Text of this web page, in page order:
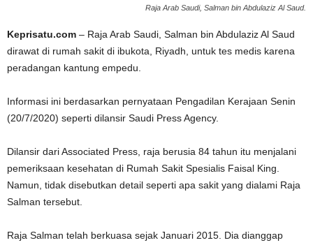
Raja Arab Saudi, Salman bin Abdulaziz Al Saud.
Keprisatu.com – Raja Arab Saudi, Salman bin Abdulaziz Al Saud
dirawat di rumah sakit di ibukota, Riyadh, untuk tes medis karena
peradangan kantung empedu.
Informasi ini berdasarkan pernyataan Pengadilan Kerajaan Senin
(20/7/2020) seperti dilansir Saudi Press Agency.
Dilansir dari Associated Press, raja berusia 84 tahun itu menjalani
pemeriksaan kesehatan di Rumah Sakit Spesialis Faisal King.
Namun, tidak disebutkan detail seperti apa sakit yang dialami Raja
Salman tersebut.
Raja Salman telah berkuasa sejak Januari 2015. Dia dianggap